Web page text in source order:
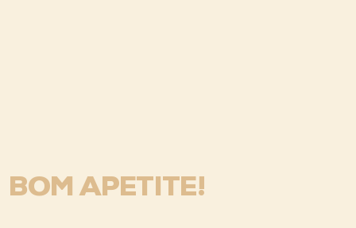
BOM APETITE!